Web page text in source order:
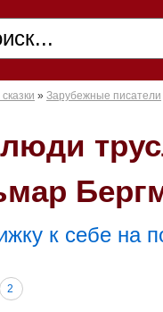
» Зарубежные писатели
к себе на
2